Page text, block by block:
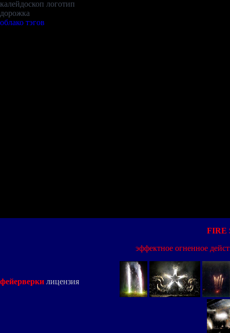
калейдоскоп логотип
дорожка
облако тэгов
фейерверки лицензия
FIRE
эффектное огненное